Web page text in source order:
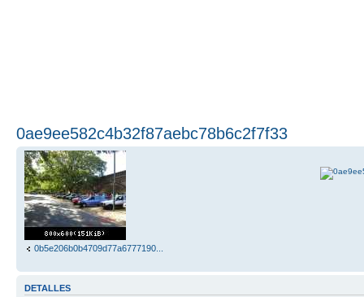
0ae9ee582c4b32f87aebc78b6c2f7f33
0b5e206b0b4709d77a6777190...
DETALLES